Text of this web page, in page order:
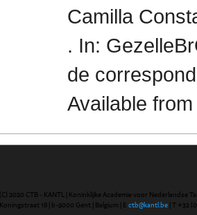
Camilla
. In:
de
Available
(C) 2020 CTB - KANTL | Koninklijke Academie voor Nederlandse
Koningstraat 18 | b-9000 Gent | Belgium | E ctb@kantl.be | T +32